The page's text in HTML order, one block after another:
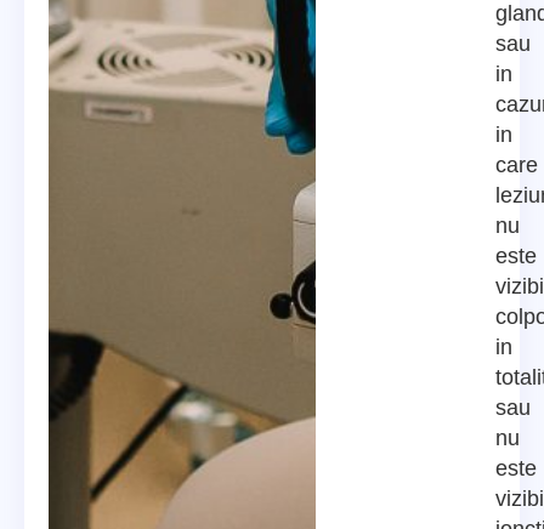
sau
in
in
care
nu
este
in
sau
nu
este